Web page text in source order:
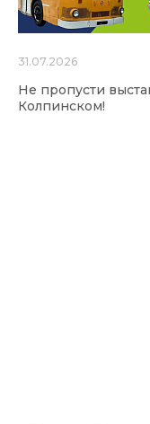
31.07.2026
Не пропусти
Колпинском!